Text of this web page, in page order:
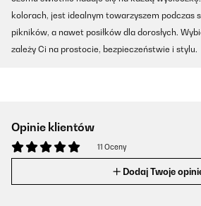
kolorach, jest idealnym towarzyszem podczas
pikników, a nawet posiłków dla dorosłych.
zależy Ci na prostocie, bezpieczeństwie i stylu.
Opinie klientów
11 Oceny
Dodaj Twoje